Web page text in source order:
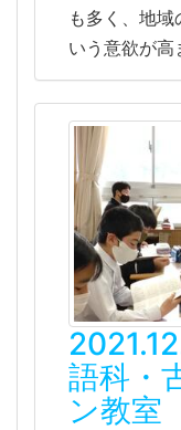
も多く、地
いう意欲が高
語科・
ン教室